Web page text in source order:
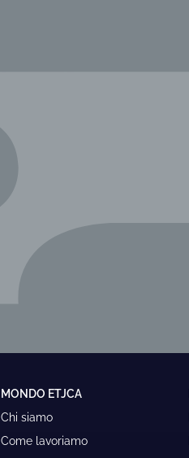
MONDO ETJCA
Chi siamo
Come lavoriamo